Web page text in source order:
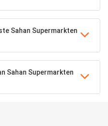
Sahan Supermarkten
Sahan Supermarkten